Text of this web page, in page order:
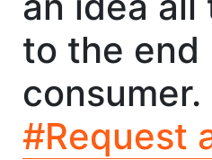
to the end
consumer.
#Request